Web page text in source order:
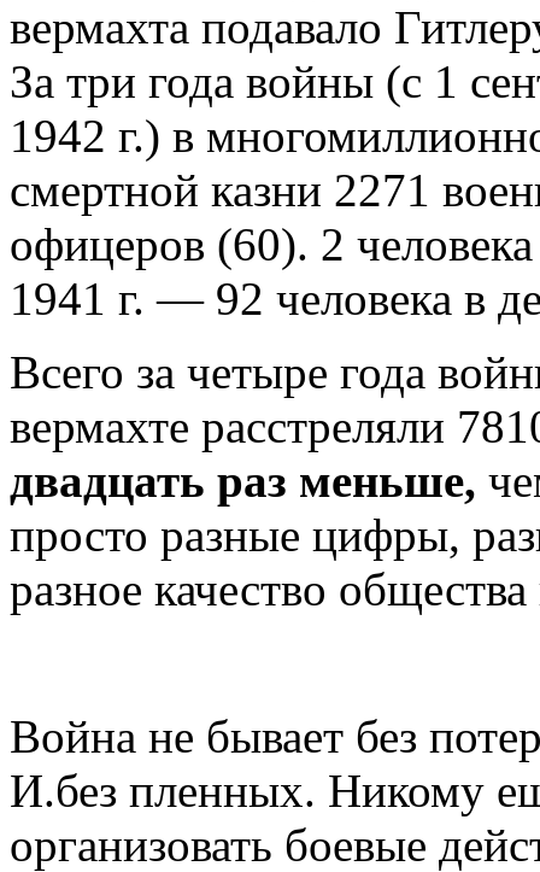
вермахта подавало
За три года войны (с 1
1942 г.) в
смертной казни 2271
офицеров (60). 2
1941 г. — 92 человека в
Всего за четыре года
вермахте расстреляли
двадцать раз меньше,
просто разные цифры,
разное качество
Война не бывает без
И.без пленных. Никому
организовать боевые